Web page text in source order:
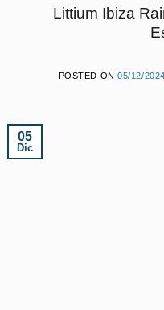
Littium Ibiza
POSTED ON05/12/2024
05
Dic